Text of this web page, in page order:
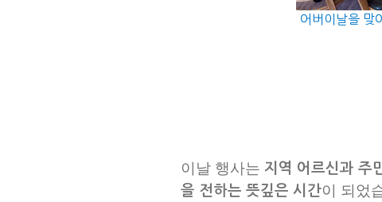
어버이날을 맞
이날 행사는 지역 어르신과 주
을 전하는 뜻깊은 시간이 되었